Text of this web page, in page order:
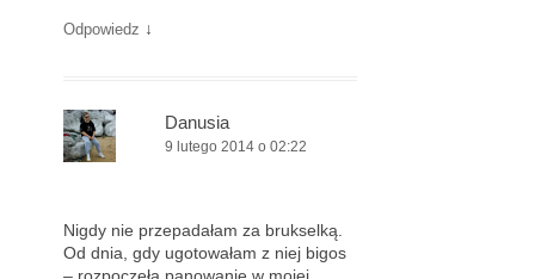
Odpowiedz ↓
Danusia
9 lutego 2014 o 02:22
Nigdy nie przepadałam za brukselką.
Od dnia, gdy ugotowałam z niej bigos
– rozpoczęła panowanie w mojej